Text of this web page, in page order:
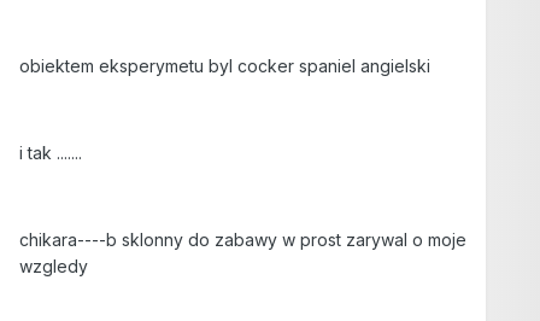
obiektem eksperymetu byl cocker spaniel angielski
i tak .......
chikara----b sklonny do zabawy w prost zarywal o moje
wzgledy